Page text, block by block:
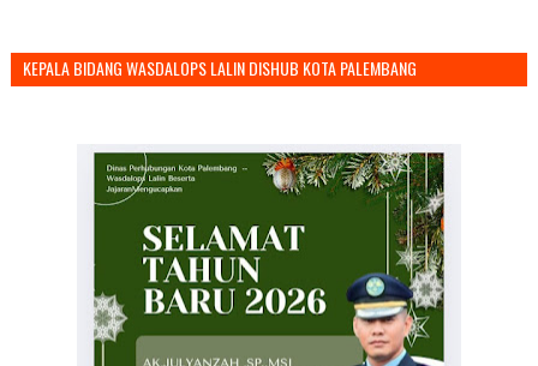
KEPALA BIDANG WASDALOPS LALIN DISHUB KOTA PALEMBANG